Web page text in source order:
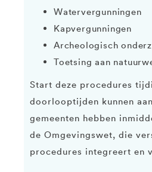
Watervergunningen
Kapvergunningen
Archeologisch
Toetsing aan
Start deze procedures
doorlooptijden kunnen
gemeenten hebben
de Omgevingswet, die
procedures integreert en